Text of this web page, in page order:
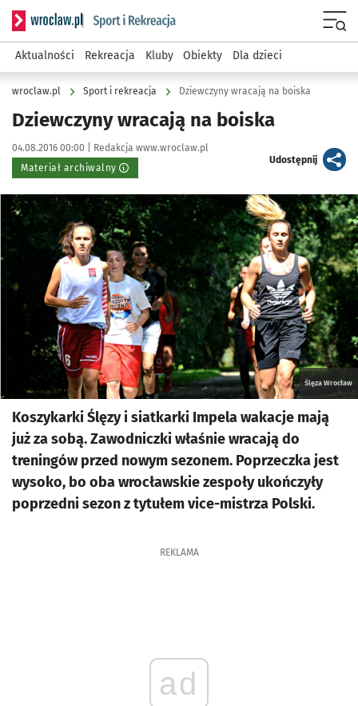
Serwis informacyjny wroclaw.pl podserwis: Sport i rekreacja
Aktualności Rekreacja Kluby Obiekty Dla dzieci
wroclaw.pl Sport i rekreacja Dziewczyny wracają na boiska
Dziewczyny wracają na boiska
Data publikacji:
04.08.2016 00:00 | Autor:
Redakcja www.wroclaw.pl
Materiał archiwalny
Udostępnijartykuł
Kliknij, aby powiększyć
Ślęza Wrocław
Koszykarki Ślęzy i siatkarki Impela wakacje mają
już za sobą. Zawodniczki właśnie wracają do
treningów przed nowym sezonem. Poprzeczka jest
wysoko, bo oba wrocławskie zespoły ukończyły
poprzedni sezon z tytułem vice-mistrza Polski.
REKLAMA
ad